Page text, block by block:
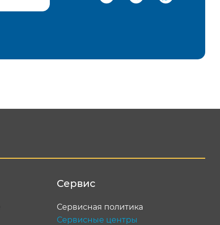
Сервис
Сервисная политика
Сервисные центры